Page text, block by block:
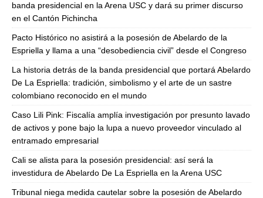
banda presidencial en la Arena USC y dará su primer discurso
en el Cantón Pichincha
Pacto Histórico no asistirá a la posesión de Abelardo de la
Espriella y llama a una “desobediencia civil” desde el Congreso
La historia detrás de la banda presidencial que portará Abelardo
De La Espriella: tradición, simbolismo y el arte de un sastre
colombiano reconocido en el mundo
Caso Lili Pink: Fiscalía amplía investigación por presunto lavado
de activos y pone bajo la lupa a nuevo proveedor vinculado al
entramado empresarial
Cali se alista para la posesión presidencial: así será la
investidura de Abelardo De La Espriella en la Arena USC
Tribunal niega medida cautelar sobre la posesión de Abelardo